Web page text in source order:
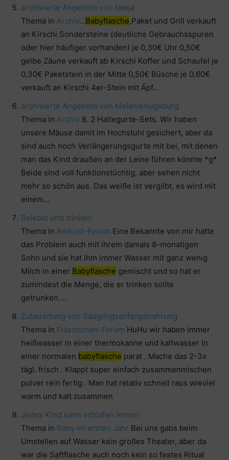
archivierte Angebote von taleja
Thema in Archiv…Babyflasche,Paket und Grill verkauft
an Kirschi Sondersteine (deutliche Gebrauchsspuren
oder hier häufiger vorhanden) je 0,30€ Uhr 0,50€
gelbe Zäune verkauft ab Kirschi Koffer und Schaufel je
0,30€ Paketstein in der Mitte 0,50€ Büsche je 0,60€
verkauft an Kirschi 4er-Stein mit Äpf…
archivierte Angebote von MelanieAugsburg
Thema in Archiv 8. 2 Haltegurte-Sets. Wir haben
unsere Mäuse damit im Hochstuhl gesichert, aber da
sind auch noch Verlängerungsgurte mit bei, mit denen
man das Kind draußen an der Leine führen könnte *g*
Beide sind voll funktionstüchtig, aber sehen nicht
mehr so schön aus. Das weiße ist vergilbt, es wird mit
einem…
Beikost und trinken
Thema in Beikost-Forum Eine Bekannte von mir hatte
das Problem auch mit ihrem damals 8-monatigen
Sohn und sie hat ihm immer Wasser mit ganz wenig
Milch in einer Babyflasche gemischt und so hat er
zumindest die Menge, die er trinken sollte
getrunken….
Zubereitung von Säuglingsanfangsnahrung
Thema in Fläschchen-Forum HuHu wir haben immer
heißwasser in einer thermokanne und kaltwasser in
einer normalen babyflasche parat . Mache das 2-3x
tägl. frisch . Klappt super einfach zusammenmischen
pulver rein fertig . Man hat relativ schnell raus wieviel
warm und kalt zusammen
Jedes Kind kann schlafen lernen
Thema in Baby im ersten Jahr Bei uns gabs beim
Umstellen auf Wasser kein großes Theater, aber da
war die Saftflasche auch noch kein so festes Ritual